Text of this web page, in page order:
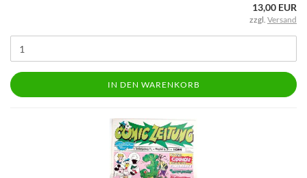
13,00 EUR
zzgl. Versand
IN DEN WARENKORB